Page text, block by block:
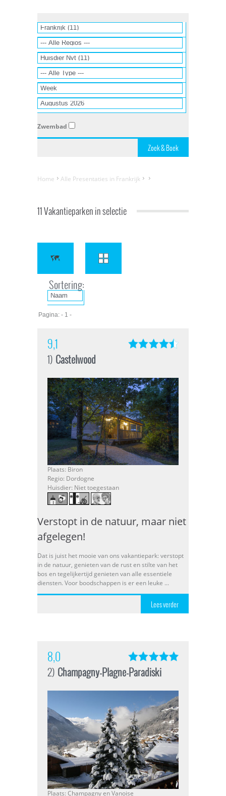
Zwembad
Home Alle Presentaties in Frankrijk
11 Vakantieparken in selectie
Sortering:
Pagina: - 1 -
9,1
1) Castelwood
Plaats: Biron
Regio: Dordogne
Huisdier: Niet toegestaan
Verstopt in de natuur, maar niet
afgelegen!
Dat is juist het mooie van ons vakantiepark: verstopt
in de natuur, genieten van de rust en stilte van het
bos en tegelijkertijd genieten van alle essentiele
diensten. Voor boodschappen is er een leuke ...
Lees verder
8,0
2) Champagny-Plagne-Paradiski
Plaats: Champagny en Vanoise